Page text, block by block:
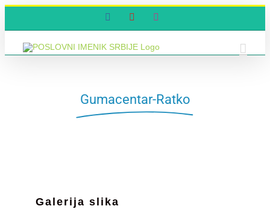
FacebookYouTube
Gumacentar-Ratko
Galerija slika